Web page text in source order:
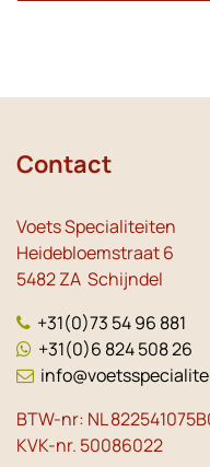
Contact
Voets Specialiteiten
Heidebloemstraat 6
5482 ZA Schijndel
+31(0)73 54 96 881
+31(0)6 824 508 26
BTW-nr: NL
KVK-nr. 50086022